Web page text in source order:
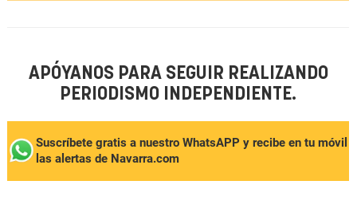
APÓYANOS PARA SEGUIR REALIZANDO
PERIODISMO INDEPENDIENTE.
Suscríbete gratis a nuestro WhatsAPP y recibe en tu móvil
las alertas de Navarra.com